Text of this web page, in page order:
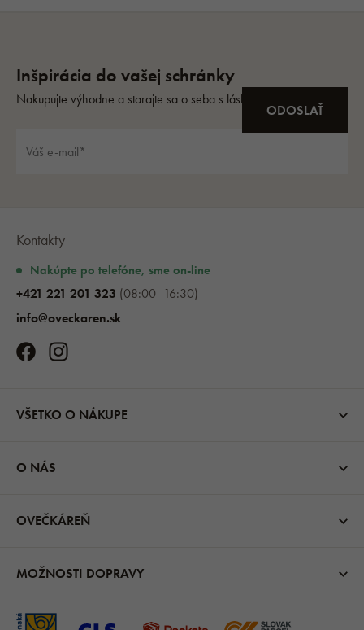
Kontakty
Nakúpte po telefóne, sme on-line
+421 221 201 323 (08:00–16:30)
info@oveckaren.sk
VŠETKO O NÁKUPE
O NÁS
OVEČKÁREŇ
MOŽNOSTI DOPRAVY